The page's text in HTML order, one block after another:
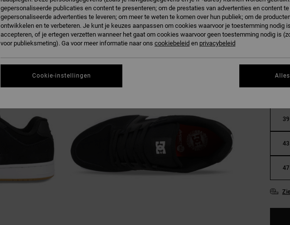
39
43
47
gepersonaliseerde publicaties en content te presenteren; om de prestaties van advertenties en content
gepersonaliseerde advertenties te leveren; om meer te weten te komen over hun publiek; om de
ontwikkelen en te verbeteren. Je kunt je keuzes aanpassen om cookies waarvoor je toestemming nodig
accepteren, of je ertegen verzetten wanneer het gaat om cookies waarvoor geen toestemming nodig is
voor publieksmeting). Ga voor meer informatie naar ons cookiebeleid en privacybeleid
Cookie-instellingen